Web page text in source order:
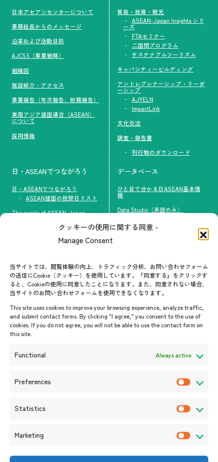
クッキーの使用に関する同意 -
Manage Consent
当サイトでは、閲覧体験の向上、トラフィック分析、お問い合わせフォーム
の送信にCookie（クッキー）を使用しています。『同意する』をクリックす
ると、Cookieの使用に同意したことになります。また、同意されない場合、
当サイトのお問い合わせフォームを使用できなくなります。
This site uses cookies to improve your browsing experience, analyze traffic,
and submit contact forms. By clicking "I agree," you consent to the use of
cookies. If you do not agree, you will not be able to use the contact form on
this site.
Functional Always active
Preferences
Statistics
Marketing
日本アセアンセンターについて
事務総長からのメッセージ
沿革および活動目的
AJC5.5（事業戦略）
組織図
施設紹介・アクセス
事業報告（年次報告、財務報告）
東南アジア諸国連合（ASEAN）
について
採用情報
貿易・投資・観光
ASEAN-Japan Insights シリ
ーズ
FTAセミナー
二国間プログラム
サステナブルツーリズム
キャパシティービルディング
アントレプレナーシップ・リーダ
ーシップ
AJYELN
ImpactLink
文化交流
調査・報告書
刊行物のダウンロード
日・ASEANでつながろう
日・ASEANでつながろう
ASEAN諸国の祝祭日リスト
The people of ASEAN-Japan
グループ訪問の受け入れ
ASEANPEDIA
イベント・お知らせ
開催中・開催予定のイベント
イベント案内
お知らせ
データベース
ひと目で分かる日ASEAN基本情
報
Data Studio（英語のみ）
お問い合わせ先一覧